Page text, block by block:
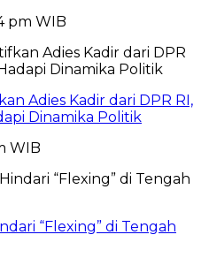
pm WIB
Adies Kadir dari DPR RI,
Dinamika Politik
WIB
“Flexing” di Tengah